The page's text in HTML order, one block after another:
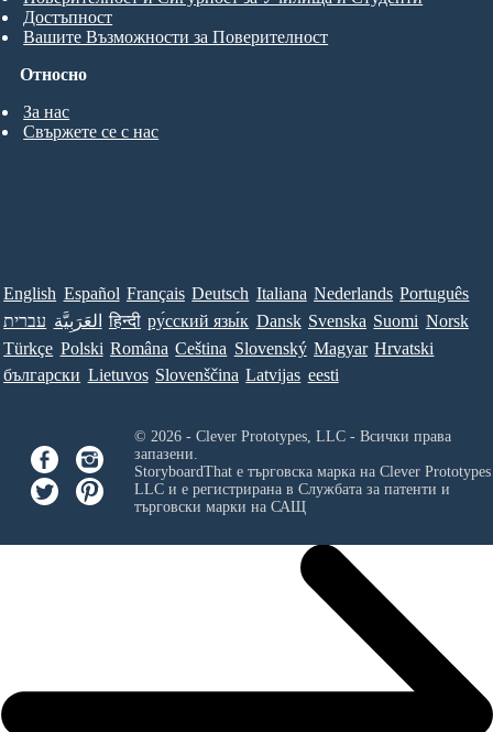
Относно
За нас
Свържете се с нас
Достъпност
Вашите Възможности за Поверителност
English Español Français Deutsch Italiana Nederlands Português
עברית العَرَبِيَّة हिन्दी ру́сский язы́к Dansk Svenska Suomi Norsk
Türkçe Polski Româna Ceština Slovenský Magyar Hrvatski
български Lietuvos Slovenščina Latvijas eesti
© 2026 - Clever Prototypes, LLC - Всички права
запазени.
StoryboardThat е търговска марка на Clever
LLCи е регистрирана в Службата за патенти и
търговски марки на САЩ